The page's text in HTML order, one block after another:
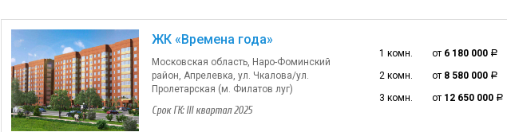
ЖК «Времена года»
Московская область, Наро-Фоминский
район, Апрелевка, ул. Чкалова/ул.
Пролетарская (м. Филатов луг)
Срок ГК: III квартал 2025
1 комн. от 6 180 000 a
2 комн. от 8 580 000 a
3 комн. от 12 650 000 a